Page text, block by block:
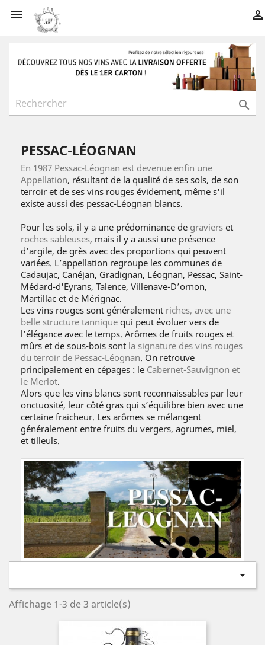
 

PESSAC-LÉOGNAN
En 1987 Pessac-Léognan est devenue enfin une
Appellation, résultant de la qualité de ses sols, de son
terroir et de ses vins rouges évidement, même s'il
existe aussi des pessac-Léognan blancs.
Pour les sols, il y a une prédominance de graviers et
roches sableuses, mais il y a aussi une présence
d’argile, de grès avec des proportions qui peuvent
variées. L’appellation regroupe les communes de
Cadaujac, Canéjan, Gradignan, Léognan, Pessac, Saint-
Médard-d'Eyrans, Talence, Villenave-D’ornon,
Martillac et de Mérignac.
Les vins rouges sont généralement riches, avec une
belle structure tannique qui peut évoluer vers de
l’élégance avec le temps. Arômes de fruits rouges et
mûrs et de sous-bois sont la signature des vins rouges
du terroir de Pessac-Léognan. On retrouve
principalement en cépages : le Cabernet-Sauvignon et
le Merlot.
Alors que les vins blancs sont reconnaissables par leur
onctuosité, leur côté gras qui s’équilibre bien avec une
certaine fraicheur. Les arômes se mélangent
généralement entre fruits du vergers, agrumes, miel,
et tilleuls.

Affichage 1-3 de 3 article(s)